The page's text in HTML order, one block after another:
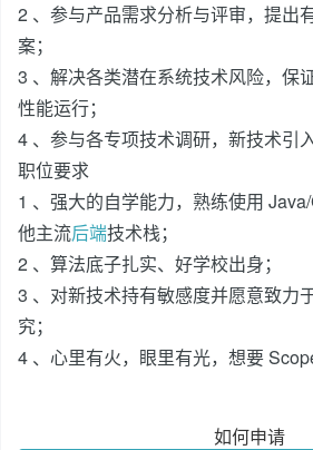
2 、参与产品需求分析与评审，提出
案；
3 、解决各类潜在系统技术风险，保
性能运行；
4 、参与各专项技术调研，新技术引
职位要求
1 、强大的自学能力，熟练使用
他主流后端技术栈；
2 、算法底子扎实、好学校出身；
3 、对新技术持有敏感度并愿意致力
究；
4 、心里有火，眼里有光，想要
如何申请